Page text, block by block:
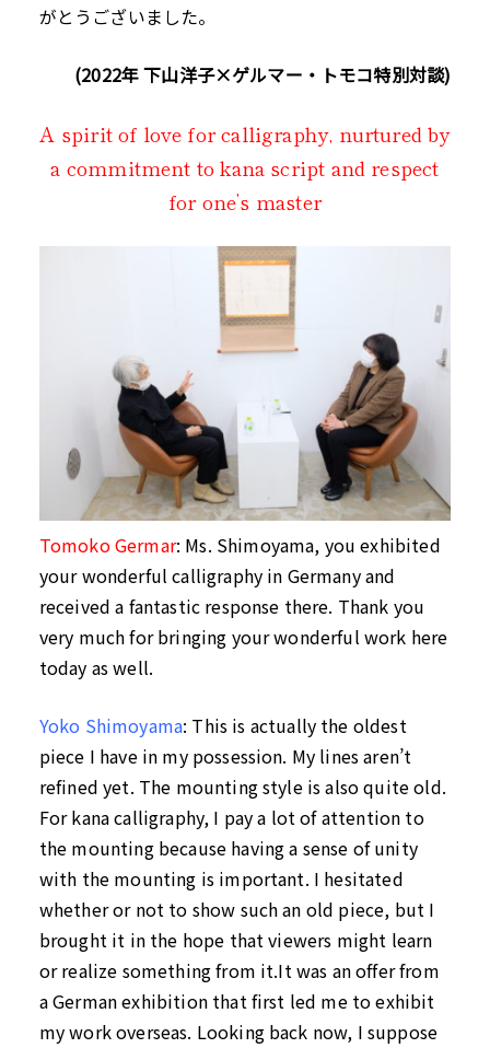
がとうございました。
(2022年 下山洋子×ゲルマー・トモコ特別対談)
A spirit of love for calligraphy, nurtured by
a commitment to kana script and respect
for one’s master
Tomoko Germar: Ms. Shimoyama, you exhibited
your wonderful calligraphy in Germany and
received a fantastic response there. Thank you
very much for bringing your wonderful work here
today as well.
Yoko Shimoyama: This is actually the oldest
piece I have in my possession. My lines aren’t
refined yet. The mounting style is also quite old.
For kana calligraphy, I pay a lot of attention to
the mounting because having a sense of unity
with the mounting is important. I hesitated
whether or not to show such an old piece, but I
brought it in the hope that viewers might learn
or realize something from it.It was an offer from
a German exhibition that first led me to exhibit
my work overseas. Looking back now, I suppose